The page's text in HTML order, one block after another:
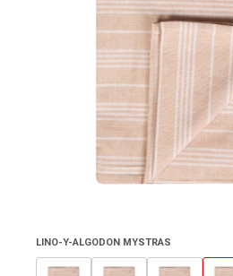
LINO-Y-ALGODON MYSTRAS